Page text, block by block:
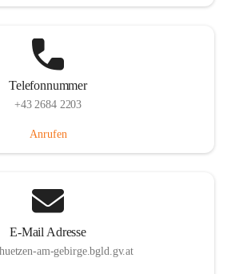
Telefonnummer
+43 2684 2203
Anrufen
E-Mail Adresse
am-gebirge.bgld.gv.at